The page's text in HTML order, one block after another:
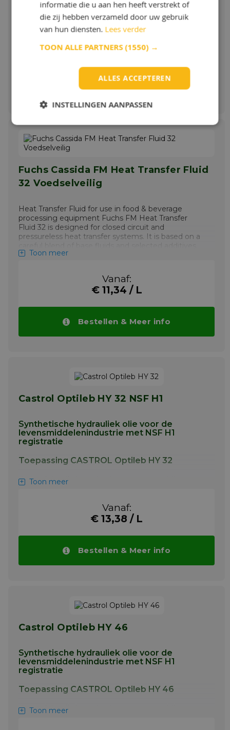
Total Nevastane SY 460 in 20L
Meer info
€ 13,01 / L
Bestellen & Meer info
Fuchs Cassida FM Heat Transfer Fluid
32 Voedselveilig
Heat Transfer Fluid for use in food & beverage
processing equipment Fuchs FM Heat Transfer
Fluid 32 is designed for closed circuit and
pressureless heat transfer systems. It is based on a
chosen for their ability to meet the stringent
Certified by NSF for ISO 21469 and registered by
NSF (Class HT1) for use where there is potential for
incidental food contact. Product contains only
178.3620 and 182 for use in lubricants with
incidental food contact.
Toon meer
Vanaf:
€ 11,34 / L
Bestellen & Meer info
Castrol Optileb HY 32 NSF H1
Synthetische hydrauliek olie voor de
levensmiddelenindustrie met NSF H1
registratie
Toepassing CASTROL Optileb HY 32
Castrol Optileb HY is uitermate geschikt voor
worden gebruikt voor tandwielkasten en
centrale smeerinrichtingen. Het is inzetbaar
drukbelastingen. Castrol Optileb HY is een
poly-alpha-olefine olie gecombineerd met
zorgvuldig gekozen additieven tegen
slijtage, oxidatie en corrosie waarvan de
Toon meer
Vanaf:
€ 13,38 / L
Bestellen & Meer info
Castrol Optileb HY 46
Synthetische hydrauliek olie voor de
levensmiddelenindustrie met NSF H1
registratie
Toepassing CASTROL Optileb HY 46
Castrol Optileb HY is uitermate geschikt voor
Toon meer
informatie die u aan hen heeft verstrekt of
die zij hebben verzameld door uw gebruik
van hun diensten. Lees verder
TOON ALLE PARTNERS(1550) →
ALLES ACCEPTEREN
INSTELLINGEN AANPASSEN